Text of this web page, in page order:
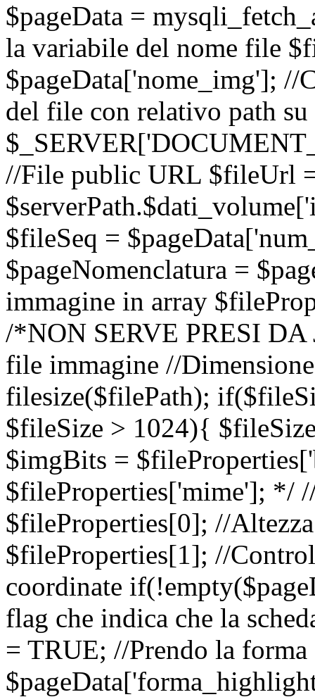
$pageData =
la variabile del nome file
$pageData['nome_img']; //
del file con relativo path
//File public URL $fileUrl
$fileSeq =
$pageNomenclatura =
immagine in array
/*NON SERVE PRESI DA
file immagine //
filesize($filePath);
$fileSize > 1024){
$imgBits =
$fileProperties['mime']; */
$fileProperties[0]; //
$fileProperties[1]; //
coordinate
flag che indica che la
= TRUE; //Prendo la